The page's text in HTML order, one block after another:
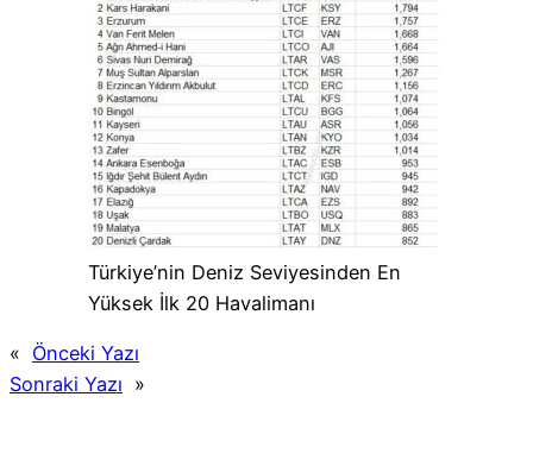
Türkiye’nin Deniz Seviyesinden En
Yüksek İlk 20 Havalimanı
« Önceki Yazı
Sonraki Yazı »